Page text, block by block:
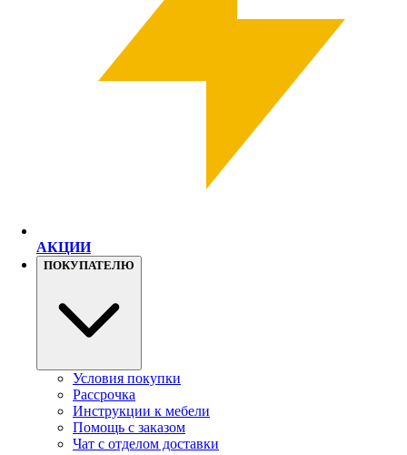
АКЦИИ
ПОКУПАТЕЛЮ
Условия покупки
Рассрочка
Инструкции к мебели
Помощь с заказом
Чат с отделом доставки